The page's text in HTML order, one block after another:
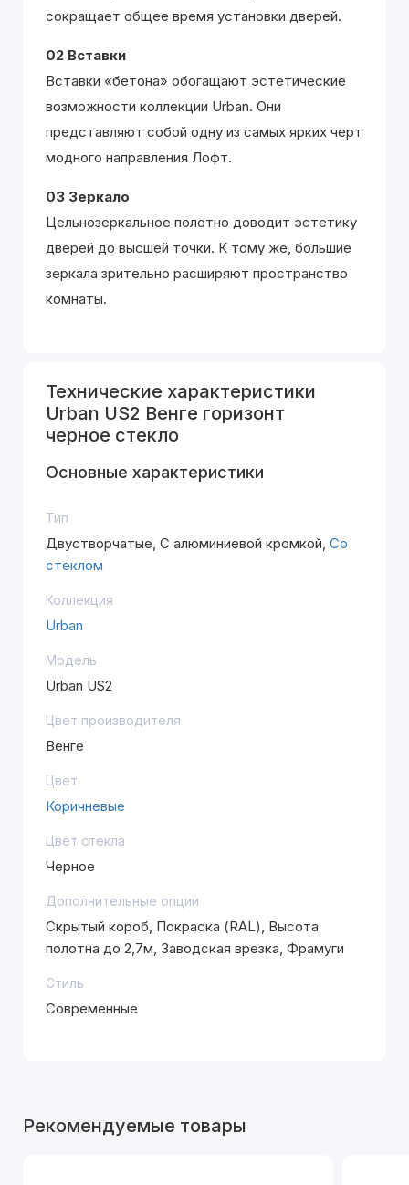
сокращает общее время установки дверей.
02 Вставки
Вставки «бетона» обогащают эстетические
возможности коллекции Urban. Они
представляют собой одну из самых ярких черт
модного направления Лофт.
03 Зеркало
Цельнозеркальное полотно доводит эстетику
дверей до высшей точки. К тому же, большие
зеркала зрительно расширяют пространство
комнаты.
Технические характеристики
Urban US2 Венге горизонт
черное стекло
Основные характеристики
Тип
Двустворчатые, С алюминиевой кромкой, Со
стеклом
Коллекция
Urban
Модель
Urban US2
Цвет производителя
Венге
Цвет
Коричневые
Цвет стекла
Черное
Дополнительные опции
Скрытый короб, Покраска (RAL), Высота
полотна до 2,7м, Заводская врезка, Фрамуги
Стиль
Современные
Рекомендуемые товары